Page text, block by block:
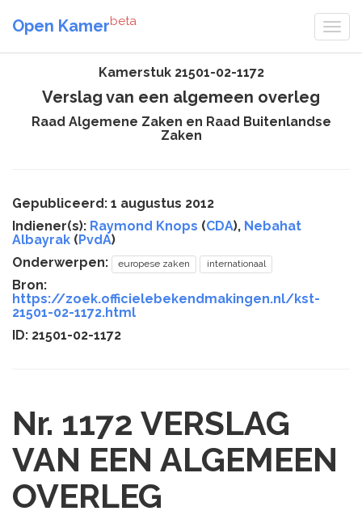
Open Kamerbeta
Kamerstuk 21501-02-1172
Verslag van een algemeen overleg
Raad Algemene Zaken en Raad Buitenlandse
Zaken
Gepubliceerd: 1 augustus 2012
Indiener(s): Raymond Knops (CDA), Nebahat
Albayrak (PvdA)
Onderwerpen:
europese zaken internationaal
Bron:
https://zoek.officielebekendmakingen.nl/kst-
21501-02-1172.html
ID: 21501-02-1172
Nr. 1172 VERSLAG
VAN EEN ALGEMEEN
OVERLEG